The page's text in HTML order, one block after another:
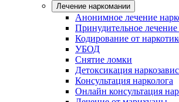
Лечение наркомании
Анонимное лечение
Принудительное
Кодирование от
УБОД
Снятие ломки
Детоксикация
Консультация нарколога
Онлайн консультация